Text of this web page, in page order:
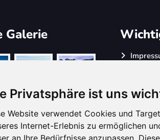
Privatsphäre ist uns
Website verwendet Cookies und
Internet-Erlebnis zu ermöglichen
an Ihre Bedürfnisse anzupassen.
Galerie